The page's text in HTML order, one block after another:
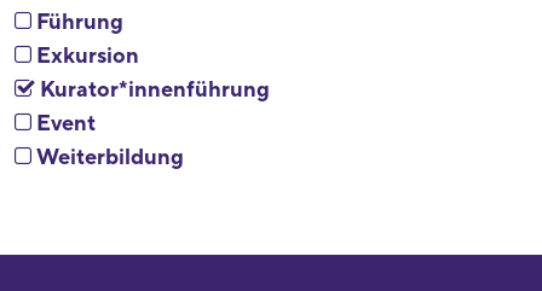
Führung
Exkursion
Kurator*innenführung
Event
Weiterbildung